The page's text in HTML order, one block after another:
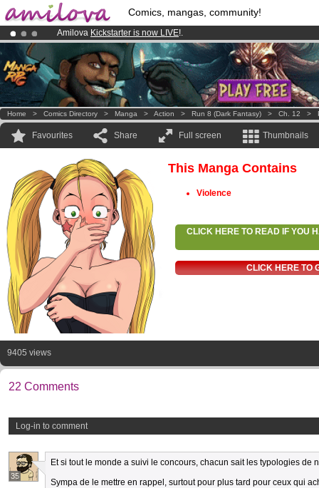
Comics, mangas, community!
Amilova Kickstarter is now LIVE!.
Already 100000membersand 1000comics & mangas!.
Premium membership from3.95 euros per month !Get membership
Home > Comics Directory > Manga > Action > Run 8 (dark Fantasy) > Ch. 12 >
Favourites Share Full screen Thumbnails
This Manga Contains
Violence
CLICK HERE TO READ IF YOU
CLICK HERE TO
9405 views
22 Comments
Log-in to comment
35
Et si tout le monde a suivi le concours, chacun sait les typologies de
Sympa de le mettre en rappel, surtout pour plus tard pour ceux qui